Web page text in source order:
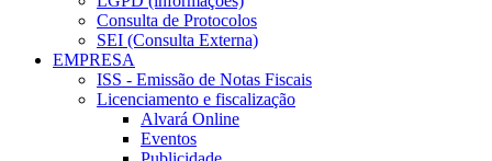
Consulta de Protocolos
SEI (Consulta Externa)
EMPRESA
ISS - Emissão de Notas Fiscais
Licenciamento e fiscalização
Alvará Online
Eventos